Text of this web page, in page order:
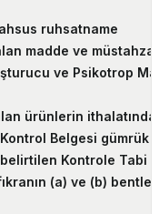
ruhsatname
madde ve
ve Psikotrop
ürünlerin
Belgesi
Kontrole Tabi
(a) ve (b)